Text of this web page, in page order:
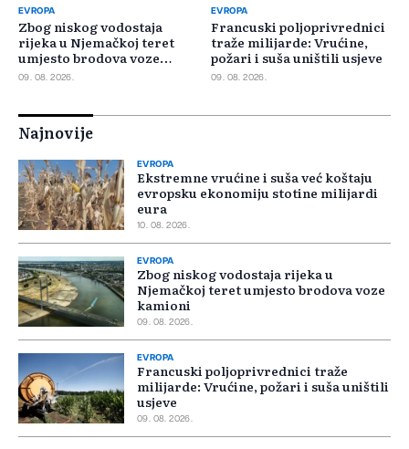
EVROPA
Zbog niskog vodostaja
rijeka u Njemačkoj teret
umjesto brodova voze
kamioni
09. 08. 2026.
EVROPA
Francuski poljoprivrednici
traže milijarde: Vrućine,
požari i suša uništili usjeve
09. 08. 2026.
Najnovije
EVROPA
Ekstremne vrućine i suša već koštaju
evropsku ekonomiju stotine milijardi
eura
10. 08. 2026.
EVROPA
Zbog niskog vodostaja rijeka u
Njemačkoj teret umjesto brodova voze
kamioni
09. 08. 2026.
EVROPA
Francuski poljoprivrednici traže
milijarde: Vrućine, požari i suša uništili
usjeve
09. 08. 2026.